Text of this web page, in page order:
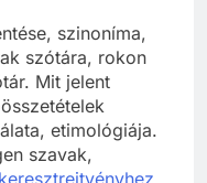
szinoníma,
szótára, rokon
Mit jelent
etimológiája.
szavak,